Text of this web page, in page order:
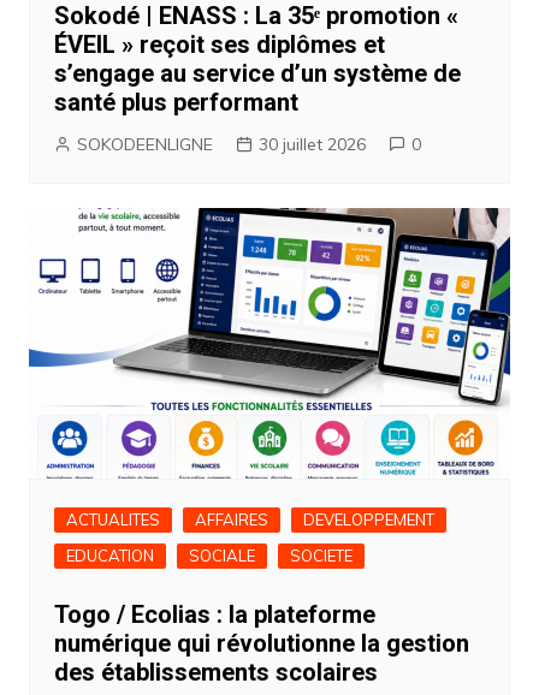
Sokodé | ENASS : La 35ᵉ promotion «
ÉVEIL » reçoit ses diplômes et
s’engage au service d’un système de
santé plus performant
SOKODEENLIGNE 30 juillet 2026 0
ACTUALITES AFFAIRES
DEVELOPPEMENT
EDUCATION
SOCIALE SOCIETE
Togo / Ecolias : la plateforme
numérique qui révolutionne la gestion
des établissements scolaires